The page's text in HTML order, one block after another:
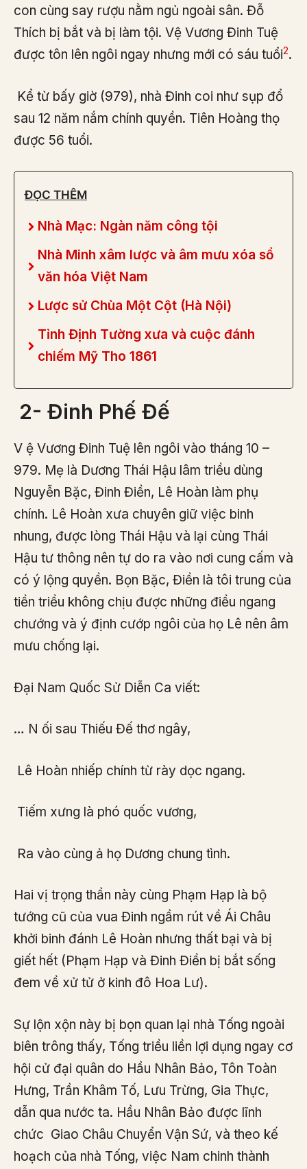
con cùng say rượu nằm ngủ ngoài sân. Đỗ
Thích bị bắt và bị làm tội. Vệ Vương Đinh Tuệ
được tôn lên ngôi ngay nhưng mới có sáu tuổi2.
Kể từ bấy giờ (979), nhà Đinh coi như sụp đổ
sau 12 năm nắm chính quyền. Tiên Hoàng thọ
được 56 tuổi.
ĐỌC THÊM
Nhà Mạc: Ngàn năm công tội
Nhà Minh xâm lược và âm mưu xóa sổ
văn hóa Việt Nam
Lược sử Chùa Một Cột (Hà Nội)
Tỉnh Định Tường xưa và cuộc đánh
chiếm Mỹ Tho 1861
2- Đinh Phế Đế
V ệ Vương Đinh Tuệ lên ngôi vào tháng 10 –
979. Mẹ là Dương Thái Hậu lâm triều dùng
Nguyễn Bặc, Đinh Điền, Lê Hoàn làm phụ
chính. Lê Hoàn xưa chuyên giữ việc binh
nhung, được lòng Thái Hậu và lại cùng Thái
Hậu tư thông nên tự do ra vào nơi cung cấm và
có ý lộng quyền. Bọn Bặc, Điền là tôi trung của
tiền triều không chịu được những điều ngang
chướng và ý định cướp ngôi của họ Lê nên âm
mưu chống lại.
Đại Nam Quốc Sử Diễn Ca viết:
… N ối sau Thiếu Đế thơ ngây,
Lê Hoàn nhiếp chính từ rày dọc ngang.
Tiếm xưng là phó quốc vương,
Ra vào cùng ả họ Dương chung tình.
Hai vị trọng thần này cùng Phạm Hạp là bộ
tướng cũ của vua Đinh ngầm rút về Ái Châu
khởi binh đánh Lê Hoàn nhưng thất bại và bị
giết hết (Phạm Hạp và Đinh Điền bị bắt sống
đem về xử tử ở kinh đô Hoa Lư).
Sự lộn xộn này bị bọn quan lại nhà Tống ngoài
biên trông thấy, Tống triều liền lợi dụng ngay cơ
hội cử đại quân do Hầu Nhân Bảo, Tôn Toàn
Hưng, Trần Khâm Tố, Lưu Trừng, Gia Thực,
dẫn qua nước ta. Hầu Nhân Bảo được lĩnh
chức Giao Châu Chuyển Vận Sứ, và theo kế
hoạch của nhà Tống, việc Nam chinh thành